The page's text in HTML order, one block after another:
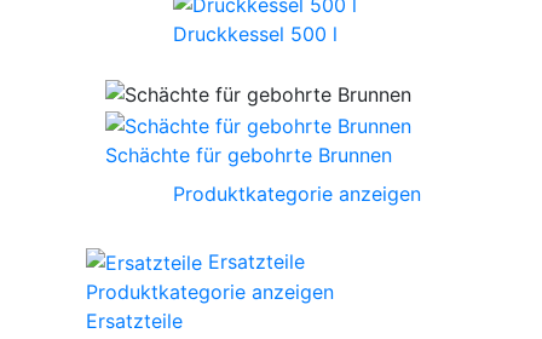
Druckkessel 500 l
Schächte für gebohrte Brunnen
Produktkategorie anzeigen
Ersatzteile
Produktkategorie anzeigen
Ersatzteile